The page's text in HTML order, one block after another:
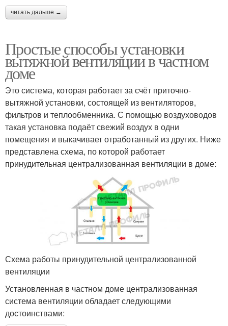
читать дальше →
Простые способы установки
вытяжной вентиляции в частном
доме
Это система, которая работает за счёт приточно-
вытяжной установки, состоящей из вентиляторов,
фильтров и теплообменника. С помощью воздуховодов
такая установка подаёт свежий воздух в одни
помещения и выкачивает отработанный из других. Ниже
представлена схема, по которой работает
принудительная централизованная вентиляции в доме:
Схема работы принудительной централизованной
вентиляции
Установленная в частном доме централизованная
система вентиляции обладает следующими
достоинствами: